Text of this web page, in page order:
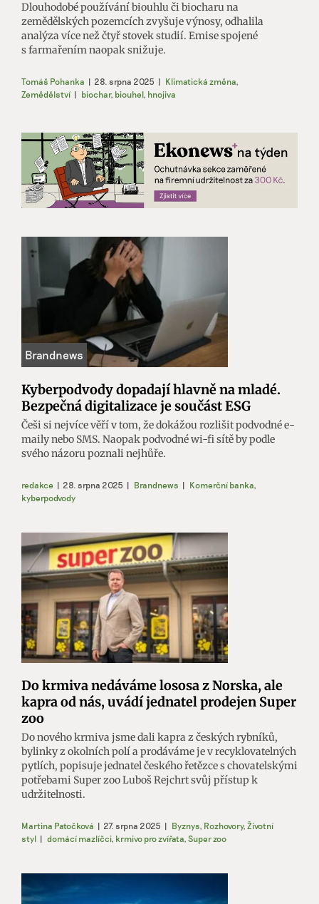
Dlouhodobé používání biouhlu či biocharu na
zemědělských pozemcích zvyšuje výnosy, odhalila
analýza více než čtyř stovek studií. Emise spojené
s farmařením naopak snižuje.
Tomáš Pohanka | 28. srpna 2025 | Klimatická změna,
Zemědělství | biochar, biouhel, hnojiva
Kyberpodvody dopadají hlavně na mladé.
Bezpečná digitalizace je součást ESG
Češi si nejvíce věří v tom, že dokážou rozlišit podvodné e-
maily nebo SMS. Naopak podvodné wi-fi sítě by podle
svého názoru poznali nejhůře.
redakce | 28. srpna 2025 | Brandnews | Komerční banka,
kyberpodvody
Do krmiva nedáváme lososa z Norska, ale
kapra od nás, uvádí jednatel prodejen Super
zoo
Do nového krmiva jsme dali kapra z českých rybníků,
bylinky z okolních polí a prodáváme je v recyklovatelných
pytlích, popisuje jednatel českého řetězce s chovatelskými
potřebami Super zoo Luboš Rejchrt svůj přístup k
udržitelnosti.
Martina Patočková | 27. srpna 2025 | Byznys, Rozhovory, Životní
styl | domácí mazlíčci, krmivo pro zvířata, Super zoo